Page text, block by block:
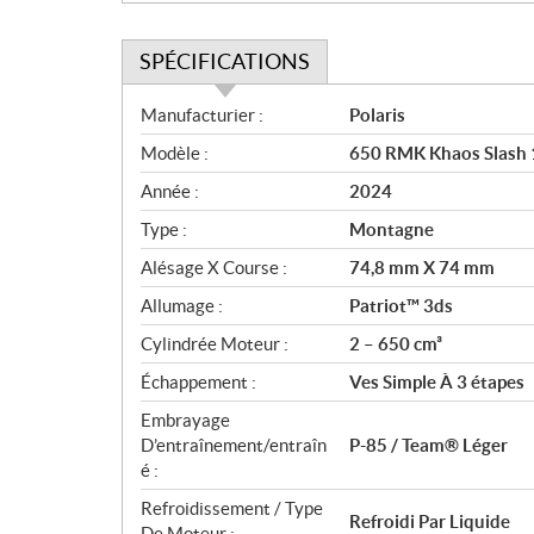
SPÉCIFICATIONS
S
p
é
c
i
f
i
c
a
t
i
o
n
s
Manufacturier :
Polaris
Modèle :
650 RMK Khaos Slash
Année :
2024
Type :
Montagne
Alésage X Course :
74,8 mm X 74 mm
Allumage :
Patriot™ 3ds
Cylindrée Moteur :
2 – 650 cm³
Échappement :
Ves Simple À 3 étapes
Embrayage
D’entraînement/entraîn
é :
P-85 / Team® Léger
Refroidissement / Type
Refroidi Par Liquide